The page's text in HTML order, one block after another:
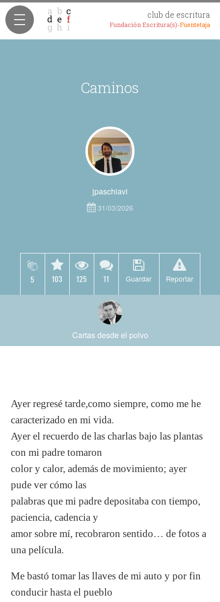
club de escritura
Fundación Escritura(s)-Fuentetaja
Caminos
jpaschiavi
31/03/2026
5 103 125 11 Guardar Reportar
Cartas desde el polvo
Ayer regresé tarde,como siempre, como me he
caracterizado en mi vida.
Ayer el recuerdo de las charlas bajo las plantas
con mi padre tomaron
color y calor, además de movimiento; ayer
pude ver cómo las
palabras que mi padre depositaba con tiempo,
paciencia, cadencia y
amor sobre mí, recobraron sentido… de fotos a
una película.
Me bastó tomar las llaves de mi auto y por fin
conducir hasta el pueblo